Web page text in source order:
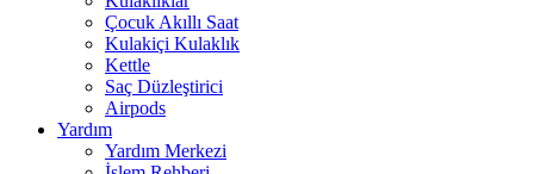
Çocuk Akıllı Saat
Kulakiçi Kulaklık
Kettle
Saç Düzleştirici
Airpods
Yardım
Yardım Merkezi